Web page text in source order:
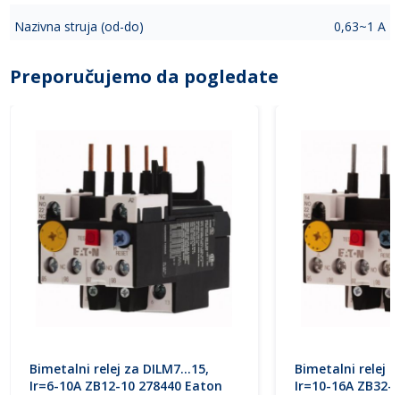
Nazivna struja (od-do) 0,63~1 A
Preporučujemo da pogledate
Bimetalni relej za DILM7…15,
Ir=6-10A ZB12-10 278440 Eaton
Bimetalni relej
Ir=10-16A ZB32-